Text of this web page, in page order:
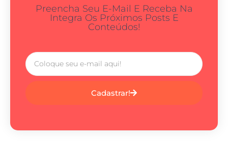
Preencha Seu E-Mail E Receba Na
Integra Os Próximos Posts E
Conteúdos!
Cadastrar!